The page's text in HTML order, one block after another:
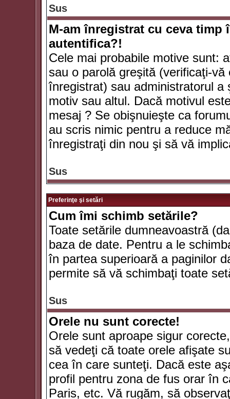
Sus
M-am înregistrat cu ceva timp
autentifica?!
Cele mai probabile motive sunt:
sau o parolă greşită (verificaţi-
înregistrat) sau administratorul
motiv sau altul. Dacă motivul
mesaj ? Se obişnuieşte ca
au scris nimic pentru a reduce
înregistraţi din nou şi să vă
Sus
Preferinţe şi setări
Cum îmi schimb setările?
Toate setările dumneavoastră
baza de date. Pentru a le
în partea superioară a paginilor
permite să vă schimbaţi toate
Sus
Orele nu sunt corecte!
Orele sunt aproape sigur
să vedeţi că toate orele afişate
cea în care sunteţi. Dacă este
profil pentru zona de fus orar în
Paris, etc. Vă rugăm, să